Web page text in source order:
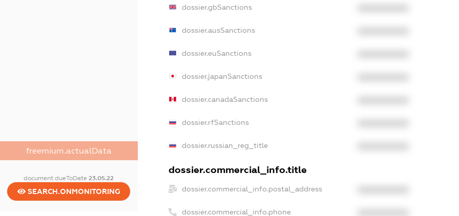
freemium.actualData
document.dueToDate23.05.22
SEARCH.ONMONITORING
dossier.gbSanctions
dossier.ausSanctions
dossier.euSanctions
dossier.japanSanctions
dossier.canadaSanctions
dossier.rfSanctions
dossier.russian_reg_title
dossier.commercial_info.title
dossier.commercial_info.postal_address
dossier.commercial_info.phone